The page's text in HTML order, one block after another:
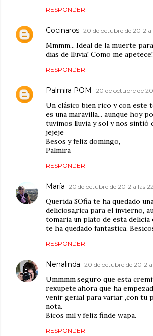
RESPONDER
Cocinaros 20 de octubre de 2012 a
Mmmm... Ideal de la muerte
dias de lluvia! Como me apetece!
RESPONDER
Palmira POM 20 de octubre de
Un clásico bien rico y con este
es una maravilla... aunque hoy
tuvimos lluvia y sol y nos sintió
jejeje
Besos y feliz domingo,
Palmira
RESPONDER
María 20 de octubre de 2012 a las
Querida SOfia te ha quedado
deliciosa,rica para el invierno,
tomaria un plato de esta delicia
te ha quedado fantastica.
RESPONDER
Nenalinda 20 de octubre de 2012 a
Ummmm seguro que esta
rexupete ahora que ha
venir genial para variar ,con tu
nota.
Bicos mil y feliz finde wapa.
RESPONDER